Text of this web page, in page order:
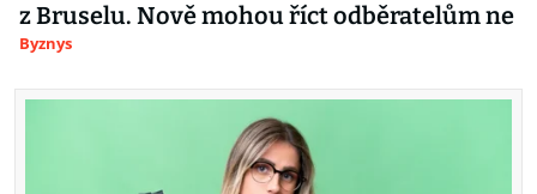
z Bruselu. Nově mohou říct odběratelům ne
Byznys